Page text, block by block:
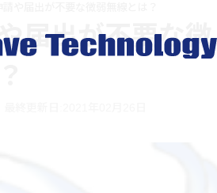
や届出が不要な微弱無線とは？
届出が不要な微